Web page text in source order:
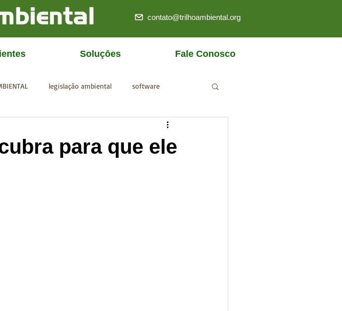
contato@trilhoambiental.org
Soluçōes Fale Conosco
legislação ambiental software
para que ele